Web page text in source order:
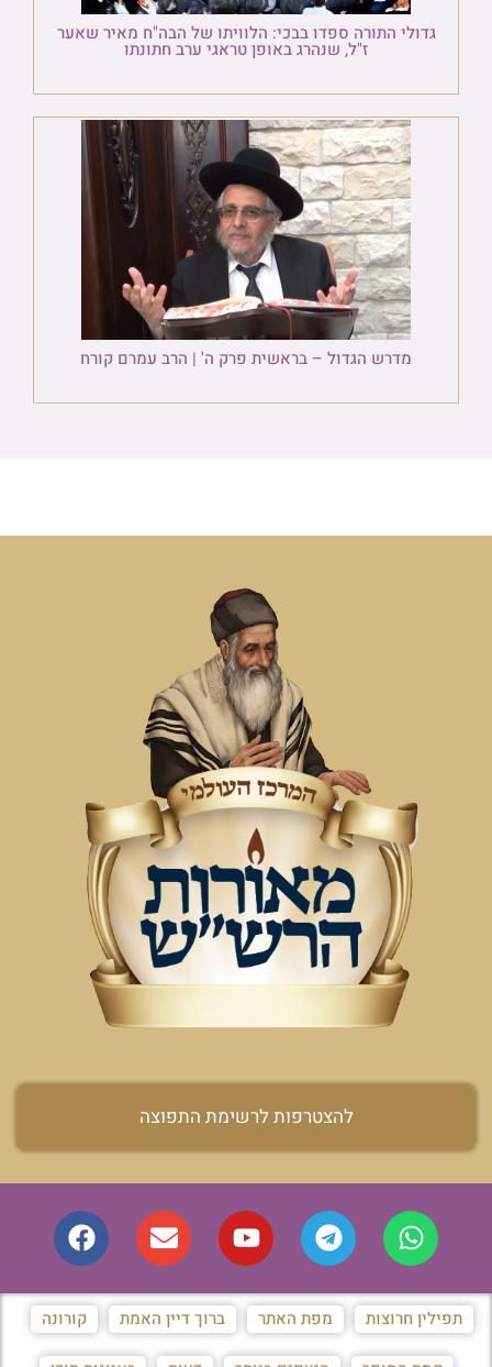
גדולי התורה ספדו בבכי: הלוויתו של הבה"ח מאיר שאער
ז"ל, שנהרג באופן טראגי ערב חתונתו
מדרש הגדול – בראשית פרק ה' | הרב עמרם קורח
להצטרפות לרשימת התפוצה
תפילין חרוצות מפת האתר ברוך דיין האמת קורונה